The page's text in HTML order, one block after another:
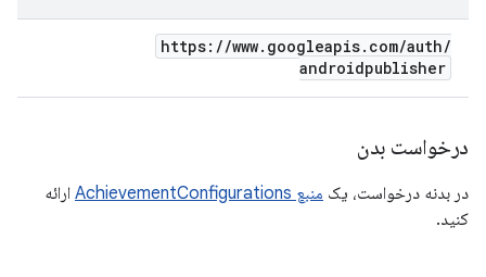
https: //www. googleapis. com/auth/
androidpublisher
درخواست بدن
در بدنه درخواست، یک منبع AchievementConfigurations
ارائه
کنید.